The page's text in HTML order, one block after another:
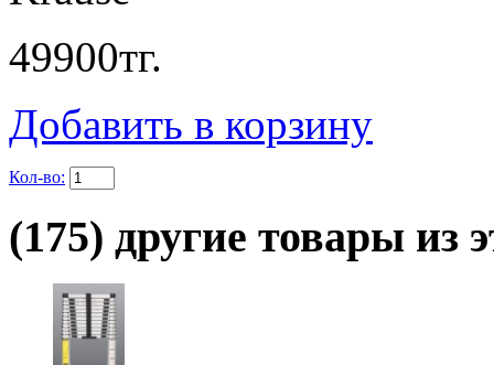
49900тг.
Добавить в корзину
Кол-во:
(175) другие товары из